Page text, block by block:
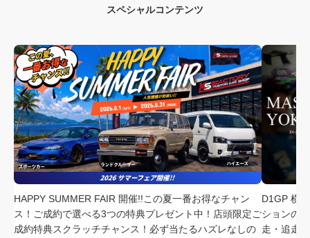
スペシャルコンテンツ
HAPPY SUMMER FAIR 開催!!この夏一番お得なチャン
ス！ご成約で選べる3つの特典プレゼント中！店頭限定ご
成約特典スクラッチチャンス！必ず当たるハズレなしの
D1GP 横
ションの
走・追走